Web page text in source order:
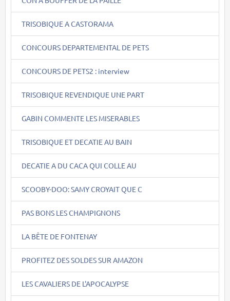
TRISOBIQUE A CASTORAMA
CONCOURS DEPARTEMENTAL DE PETS
CONCOURS DE PETS2 : interview
TRISOBIQUE REVENDIQUE UNE PART
GABIN COMMENTE LES MISERABLES
TRISOBIQUE ET DECATIE AU BAIN
DECATIE A DU CACA QUI COLLE AU
SCOOBY-DOO: SAMY CROYAIT QUE C
PAS BONS LES CHAMPIGNONS
LA BÊTE DE FONTENAY
PROFITEZ DES SOLDES SUR AMAZON
LES CAVALIERS DE L'APOCALYPSE